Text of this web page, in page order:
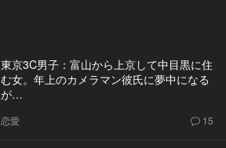
東京3C男子：富山から上京して中目黒に住
む女。年上のカメラマン彼氏に夢中になる
が…
恋愛 15